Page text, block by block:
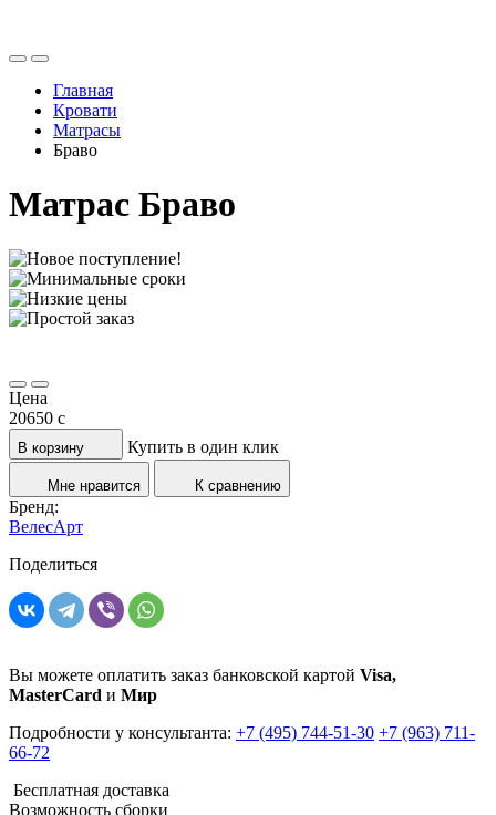
Главная
Кровати
Матрасы
Браво
Матрас Браво
Цена
20650 c
В корзину Купить в один клик
Мне нравится К сравнению
Бренд:
ВелесАрт
Поделиться
Вы можете оплатить заказ банковской картой Visa,
MasterCard и Мир
Подробности у консультанта: +7 (495) 744-51-30 +7 (963) 711-
66-72
Бесплатная доставка
Возможность сборки